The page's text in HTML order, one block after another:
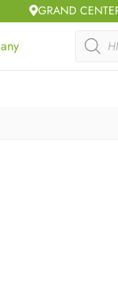
GRAND
Products
search